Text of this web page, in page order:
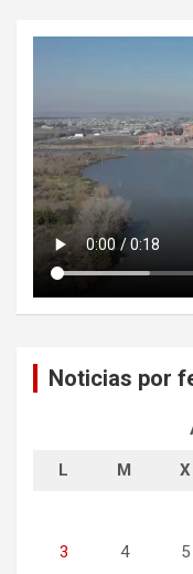
Noticias por
L M X
3 4 5